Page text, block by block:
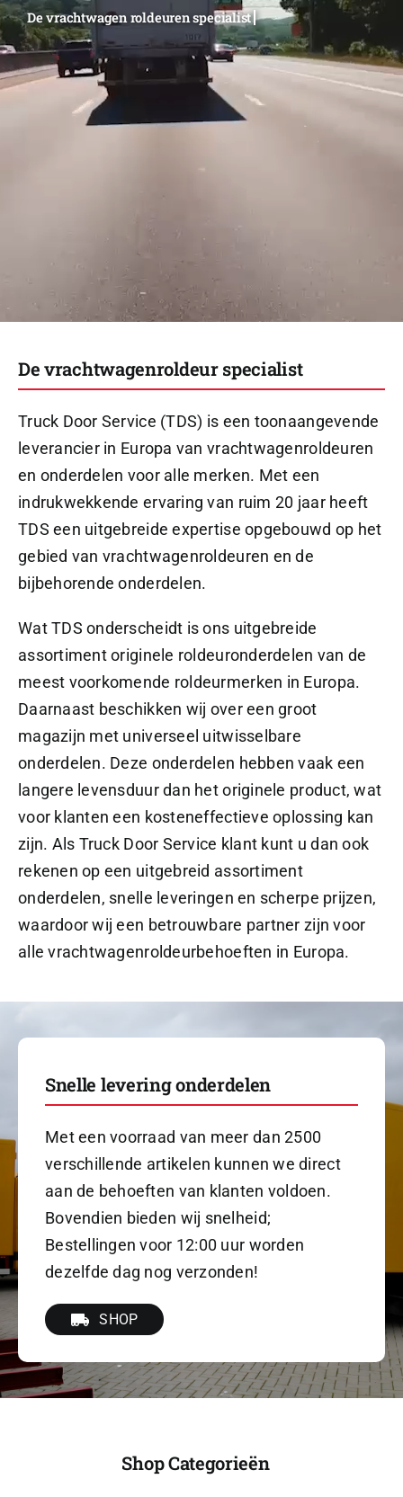
De vrachtwagenroldeur specialist
Truck Door Service (TDS) is een toonaangevende
leverancier in Europa van vrachtwagenroldeuren
en onderdelen voor alle merken. Met een
indrukwekkende ervaring van ruim 20 jaar heeft
TDS een uitgebreide expertise opgebouwd op het
gebied van vrachtwagenroldeuren en de
bijbehorende onderdelen.
Wat TDS onderscheidt is ons uitgebreide
assortiment originele roldeuronderdelen van de
meest voorkomende roldeurmerken in Europa.
Daarnaast beschikken wij over een groot
magazijn met universeel uitwisselbare
onderdelen. Deze onderdelen hebben vaak een
langere levensduur dan het originele product, wat
voor klanten een kosteneffectieve oplossing kan
zijn. Als Truck Door Service klant kunt u dan ook
rekenen op een uitgebreid assortiment
onderdelen, snelle leveringen en scherpe prijzen,
waardoor wij een betrouwbare partner zijn voor
alle vrachtwagenroldeurbehoeften in Europa.
Snelle levering onderdelen
Met een voorraad van meer dan 2500
verschillende artikelen kunnen we direct
aan de behoeften van klanten voldoen.
Bovendien bieden wij snelheid;
Bestellingen voor 12:00 uur worden
dezelfde dag nog verzonden!
SHOP
Shop Categorieën